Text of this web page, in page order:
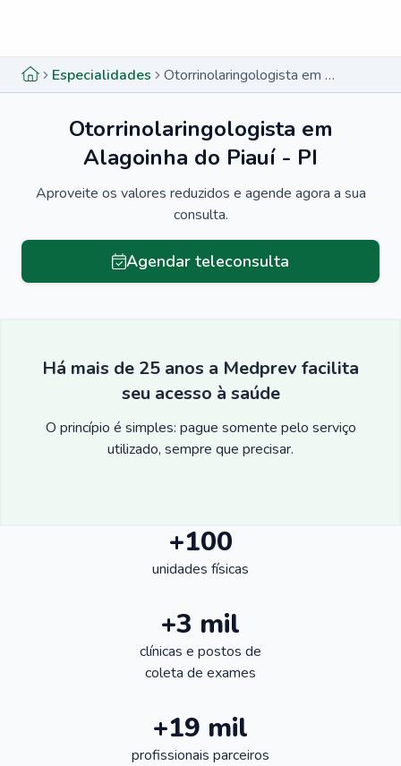
Especialidades Otorrinolaringologista em Alagoinha do Piauí - PI
Otorrinolaringologista em
Alagoinha do Piauí - PI
Aproveite os valores reduzidos e agende agora a sua
consulta.
Agendar teleconsulta
Há mais de 25 anos a Medprev facilita
seu acesso à saúde
O princípio é simples: pague somente pelo serviço
utilizado, sempre que precisar.
+100
unidades físicas
+3 mil
clínicas e postos de
coleta de exames
+19 mil
profissionais parceiros